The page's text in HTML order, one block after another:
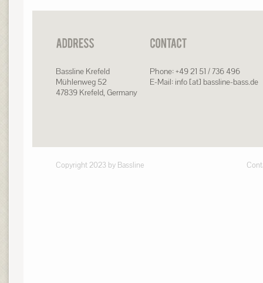
Bassline Krefeld
Mühlenweg 52
47839 Krefeld, Germany
Phone: +49 21 51 / 736 496
E-Mail: info [at] bassline-bass.de
Copyright 2023 by Bassline